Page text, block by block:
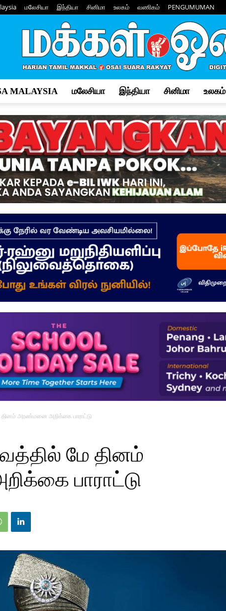
மலேசியா இந்தியா சினிமா உலகம் வணிகம் PENGUMUMAN
Osai
–
மக்கள்
MALAYSIA மலேசியா இந்தியா சினிமா உலகம்
தினம் அரண்மனை அறிக்கை பாராட்டு
மே தினம்
பாராட்டு